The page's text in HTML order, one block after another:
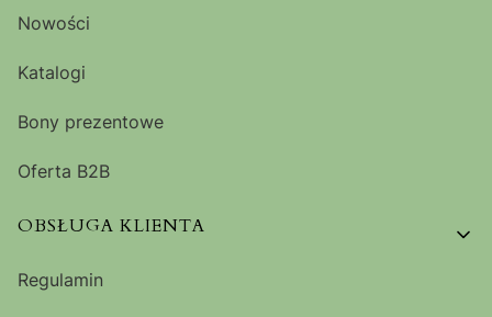
Nowości
Katalogi
Bony prezentowe
Oferta B2B
OBSŁUGA KLIENTA
Regulamin